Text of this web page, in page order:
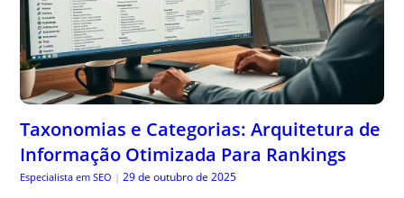
Taxonomias e Categorias: Arquitetura de
Informação Otimizada Para Rankings
Especialista em SEO | 29 de outubro de 2025